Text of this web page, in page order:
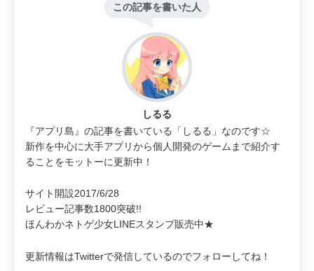
この記事を書いた人
しるる
『アプリ島』の記事を書いている「しるる」なのです☆
新作を中心に大手アプリから個人開発のゲームまで紹介す
ることをモットーに更新中！
サイト開設2017/6/28
レビュー記事数1800突破!!
ほんわかネトゲ少女LINEスタンプ販売中★
更新情報はTwitterで発信しているのでフォローしてね！